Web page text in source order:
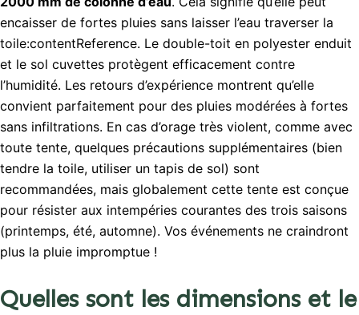
encaisser de fortes pluies sans laisser l’eau traverser la
toile:contentReference. Le double-toit en polyester enduit
et le sol cuvettes protègent efficacement contre
l’humidité. Les retours d’expérience montrent qu’elle
convient parfaitement pour des pluies modérées à fortes
sans infiltrations. En cas d’orage très violent, comme avec
toute tente, quelques précautions supplémentaires (bien
tendre la toile, utiliser un tapis de sol) sont
recommandées, mais globalement cette tente est conçue
pour résister aux intempéries courantes des trois saisons
(printemps, été, automne). Vos événements ne craindront
plus la pluie impromptue !
Quelles sont les dimensions et le